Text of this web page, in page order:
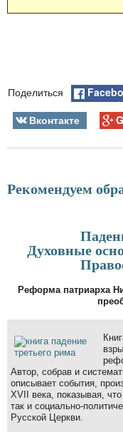
Поделиться
Вконтакте
Рекомендуем
Духовные
Реформа патриарха
Автор, собрав и
описывает события,
XVII века, показывая,
так и социально-
Русской Церкви.